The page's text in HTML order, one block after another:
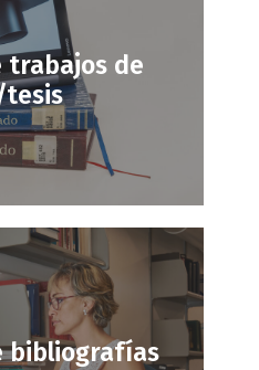
trabajos de
bibliografías